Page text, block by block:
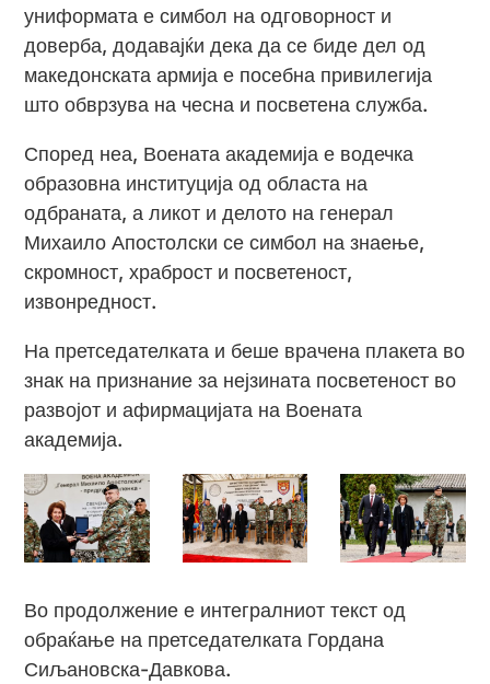
униформата е симбол на одговорност и
доверба, додавајќи дека да се биде дел од
македонската армија е посебна привилегија
што обврзува на чесна и посветена служба.
Според неа, Воената академија е водечка
образовна институција од областа на
одбраната, а ликот и делото на генерал
Михаило Апостолски се симбол на знаење,
скромност, храброст и посветеност,
извонредност.
На претседателката и беше врачена плакета во
знак на признание за нејзината посветеност во
развојот и афирмацијата на Воената
академија.
Во продолжение е интегралниот текст од
обраќање на претседателката Гордана
Сиљановска-Давкова.